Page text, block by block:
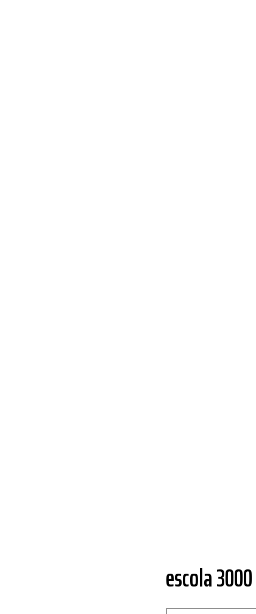
escola 3000